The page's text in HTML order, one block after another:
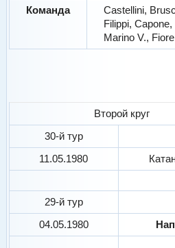
Команда
Castellini,
Filippi,
Marino V., Fiore
Второй круг
30-й тур
11.05.1980
29-й тур
04.05.1980